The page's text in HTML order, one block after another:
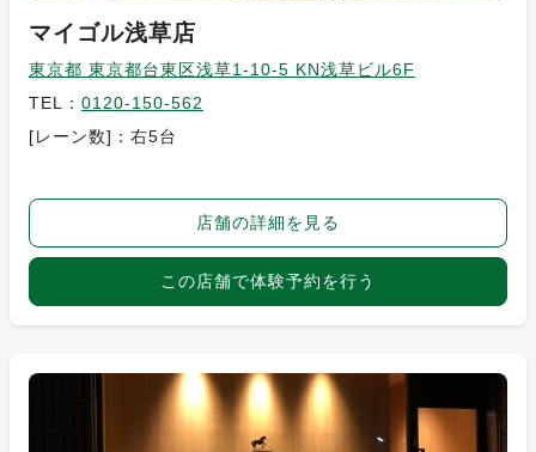
マイゴル浅草店
東京都 東京都台東区浅草1-10-5 KN浅草ビル6F
TEL： 0120-150-562
[レーン数]：右5台
店舗の詳細を見る
この店舗で体験予約を行う